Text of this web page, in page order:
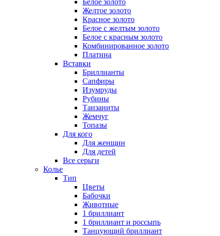
Белое золото
Желтое золото
Красное золото
Белое с желтым золото
Белое с красным золото
Комбинированное золото
Платина
Вставки
Бриллианты
Сапфиры
Изумруды
Рубины
Танзаниты
Жемчуг
Топазы
Для кого
Для женщин
Для детей
Все серьги
Колье
Тип
Цветы
Бабочки
Животные
1 бриллиант
1 бриллиант и россыпь
Танцующий бриллиант